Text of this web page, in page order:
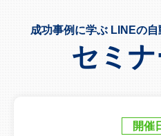
成功事例に学ぶ LINEの
セミ
開催